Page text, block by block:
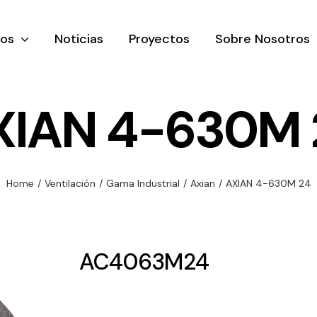
y
y
Ventilación
ventilación
Noticias Proyectos Sobre Nosotros
4-630M
Home / Ventilación / Gama Industrial / Axian / AXIAN 4-630M 24
AC4063M24